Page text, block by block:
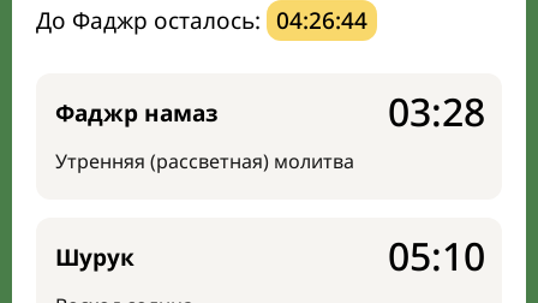
До Фаджр осталось: 04:26:43
Фаджр намаз
Утренняя (рассветная) молитва
03:28
Шурук 05:10